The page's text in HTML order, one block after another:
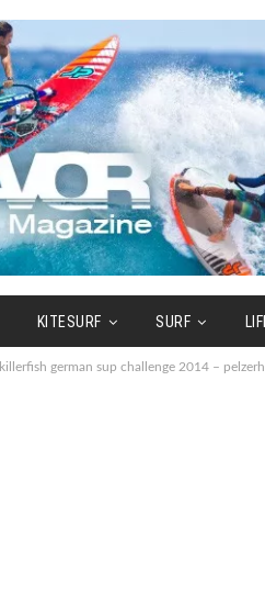
KITESURF SURF
killerfish german sup challenge 2014 –